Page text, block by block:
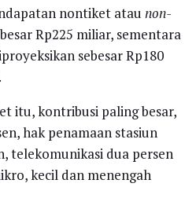
nontiket atau non-
Rp225 miliar, sementara
sebesar Rp180
itu, kontribusi paling besar,
hak penamaan stasiun
telekomunikasi dua persen
kecil dan menengah